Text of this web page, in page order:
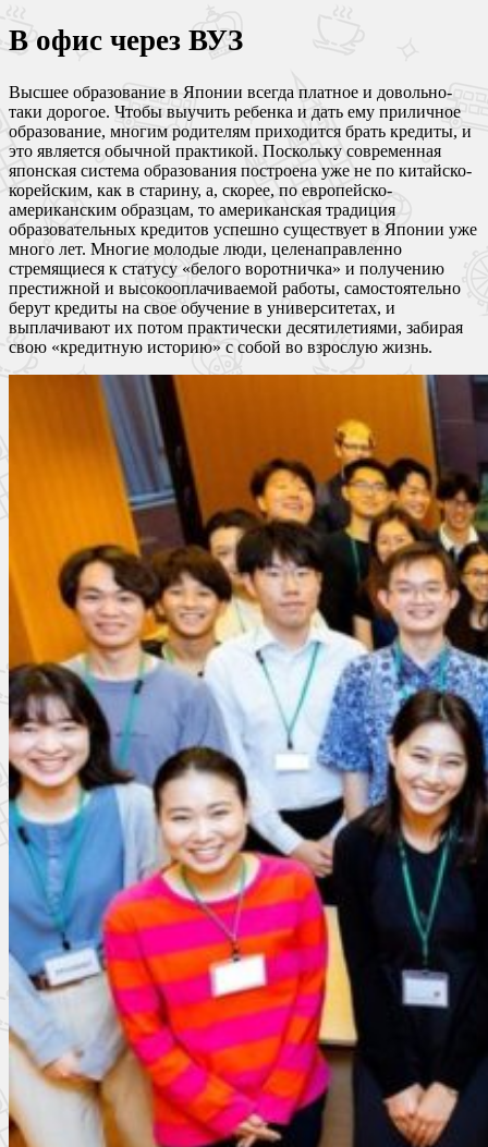
В офис через ВУЗ
Высшее образование в Японии всегда платное и довольно-
таки дорогое. Чтобы выучить ребенка и дать ему приличное
образование, многим родителям приходится брать кредиты, и
это является обычной практикой. Поскольку современная
японская система образования построена уже не по китайско-
корейским, как в старину, а, скорее, по европейско-
американским образцам, то американская традиция
образовательных кредитов успешно существует в Японии уже
много лет. Многие молодые люди, целенаправленно
стремящиеся к статусу «белого воротничка» и получению
престижной и высокооплачиваемой работы, самостоятельно
берут кредиты на свое обучение в университетах, и
выплачивают их потом практически десятилетиями, забирая
свою «кредитную историю» с собой во взрослую жизнь.